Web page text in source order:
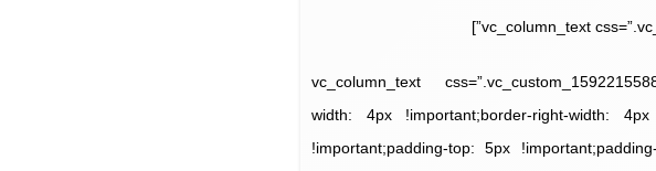
[/vc_column_text][/vc_column][vc_column width=”1/2″][vc_column_text
width: 4px !important;border-right-width:
!important;padding-top: 5px